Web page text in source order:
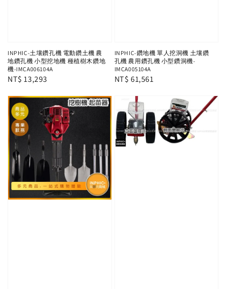
INPHIC-土壤鑽孔機 電動鑽土機 農
地鑽孔機 小型挖地機 種植樹木鑽地
機-IMCA006104A
Regular
NT$ 13,293
INPHIC-鑽地機 單人挖洞機 土壤鑽
孔機 農用鑽孔機 小型鑽洞機-
IMCA005104A
Regular
NT$ 61,561